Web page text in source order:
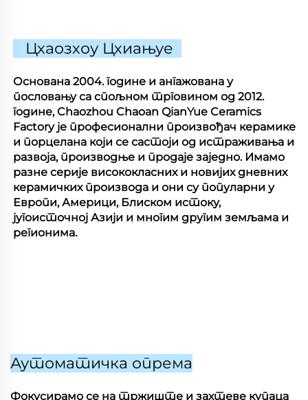
Цхаозхоу Цхиањуе
Основана 2004. године и ангажована у
пословању са спољном трговином од 2012.
године, Chaozhou Chaoan QianYue Ceramics
Factory је професионални произвођач керамике
и порцелана који се састоји од истраживања и
развоја, производње и продаје заједно. Имамо
разне серије висококласних и новијих дневних
керамичких производа и они су популарни у
Европи, Америци, Блиском истоку,
југоисточној Азији и многим другим земљама и
регионима.
Аутоматичка опрема
Фокусирамо се на тржиште и захтеве купаца